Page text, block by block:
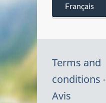
Français
Terms and
conditions
Avis